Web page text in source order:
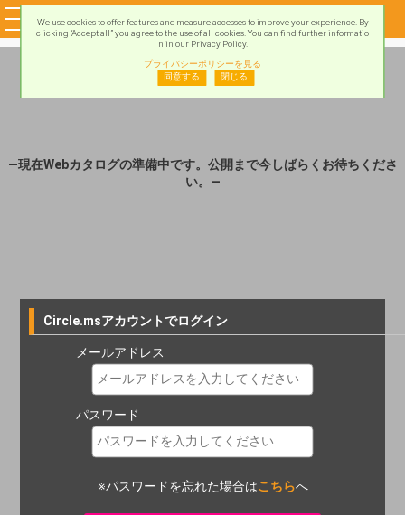
―現在Webカタログの準備中です。公開まで今しばらくお待ちくださ
い。―
Circle.msアカウントでログイン
メールアドレス
パスワード
※パスワードを忘れた場合はこちらへ
We use cookies to offer features and measure accesses to improve your experience. By
clicking “Accept all” you agree to the use of all cookies. You can find further informatio
n in our Privacy Policy.
プライバシーポリシーを見る
同意する
閉じる